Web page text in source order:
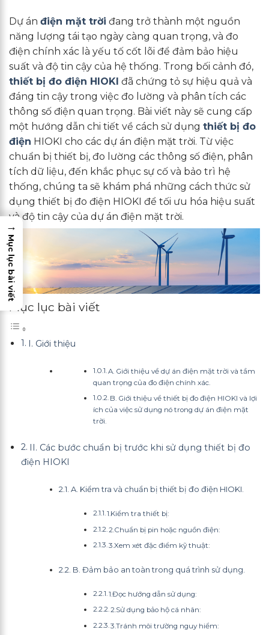
Dự án điện mặt trời đang trở thành một nguồn
năng lượng tái tạo ngày càng quan trọng, và đo
điện chính xác là yếu tố cốt lõi để đảm bảo hiệu
suất và độ tin cậy của hệ thống. Trong bối cảnh đó,
thiết bị đo điện HIOKI đã chứng tỏ sự hiệu quả và
đáng tin cậy trong việc đo lường và phân tích các
thông số điện quan trọng. Bài viết này sẽ cung cấp
một hướng dẫn chi tiết về cách sử dụng thiết bị đo
điện HIOKI cho các dự án điện mặt trời. Từ việc
chuẩn bị thiết bị, đo lường các thông số điện, phân
tích dữ liệu, đến khắc phục sự cố và bảo trì hệ
thống, chúng ta sẽ khám phá những cách thức sử
dụng thiết bị đo điện HIOKI để tối ưu hóa hiệu suất
và độ tin cậy của dự án điện mặt trời.
Mục lục bài viết
I. Giới thiệu
A. Giới thiệu về dự án điện mặt trời và tầm
quan trọng của đo điện chính xác.
B. Giới thiệu về thiết bị đo điện HIOKI và lợi
ích của việc sử dụng nó trong dự án điện mặt
trời.
II. Các bước chuẩn bị trước khi sử dụng thiết bị đo
điện HIOKI
A. Kiểm tra và chuẩn bị thiết bị đo điện HIOKI.
1.Kiểm tra thiết bị:
2.Chuẩn bị pin hoặc nguồn điện:
3.Xem xét đặc điểm kỹ thuật:
B. Đảm bảo an toàn trong quá trình sử dụng.
1.Đọc hướng dẫn sử dụng:
2.Sử dụng bảo hộ cá nhân:
3.Tránh môi trường nguy hiểm:
→
Mục lục bài viết